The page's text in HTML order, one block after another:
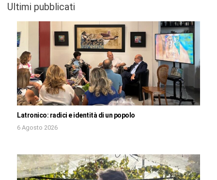
Ultimi pubblicati
Latronico: radici e identità di un popolo
6 Agosto 2026